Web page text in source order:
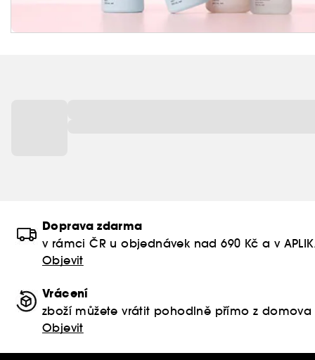
Doprava zdarma
v rámci ČR u objednávek nad 690 Kč a v
Objevit
Vrácení
zboží můžete vrátit pohodlně přímo z domova
Objevit